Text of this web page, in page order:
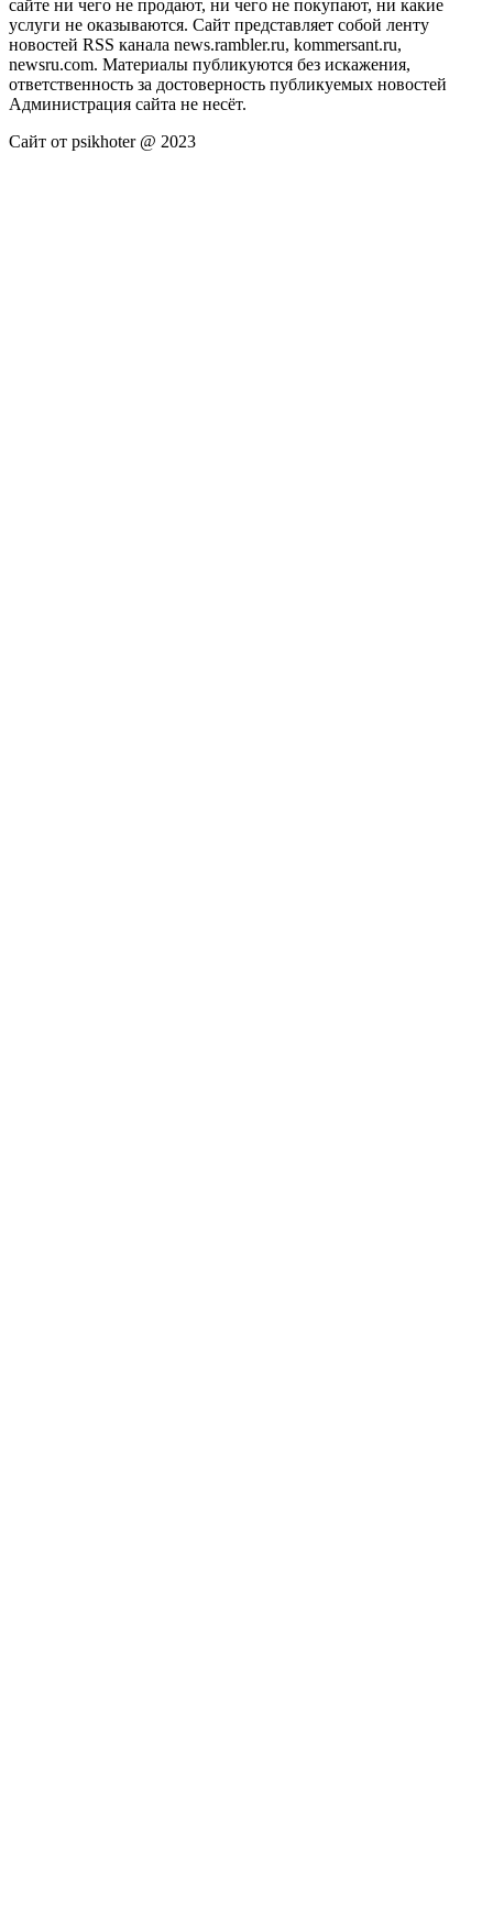
сайте ни чего не продают, ни чего не покупают, ни какие
услуги не оказываются. Сайт представляет собой ленту
новостей RSS канала news.rambler.ru, kommersant.ru,
newsru.com. Материалы публикуются без искажения,
ответственность за достоверность публикуемых новостей
Администрация сайта не несёт.
Сайт от psikhoter @ 2023